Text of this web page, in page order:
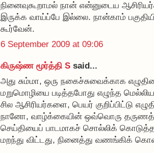
நினைவுகூறாமல் நான் என்னுடைய
இருக்க வாய்ப்பே இல்லை. நான்காம்
கூர்வேன்.
6 September 2009 at 09:06
கிருஷ்ண மூர்த்தி S said...
அது சும்மா, ஒரு நகைச்சுவைக்காக
மறுமொழியை படித்தபோது எழுந்த மெல்லிய
சில ஆசிரியர்களை, பெயர் குறிப்பிட்டு
நானோ, வாழ்க்கையின் ஒவ்வொரு
செய்தியைப் பாடமாகச் சொல்லிக்
மறந்து விட்டது, நினைத்து வணங்கிக்